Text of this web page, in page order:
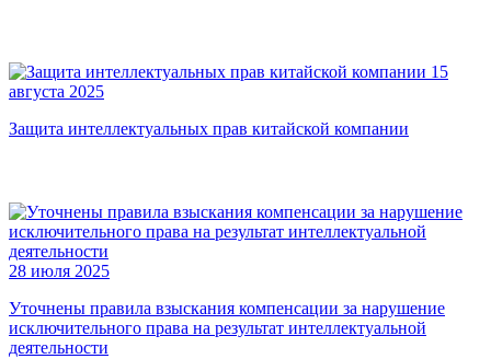
15
августа 2025
Защита интеллектуальных прав китайской компании
28 июля 2025
Уточнены правила взыскания компенсации за нарушение
исключительного права на результат интеллектуальной
деятельности